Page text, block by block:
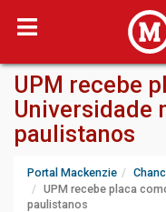
UPM recebe
Universidade
paulistanos
Portal Mackenzie
UPM recebe placa
paulistanos